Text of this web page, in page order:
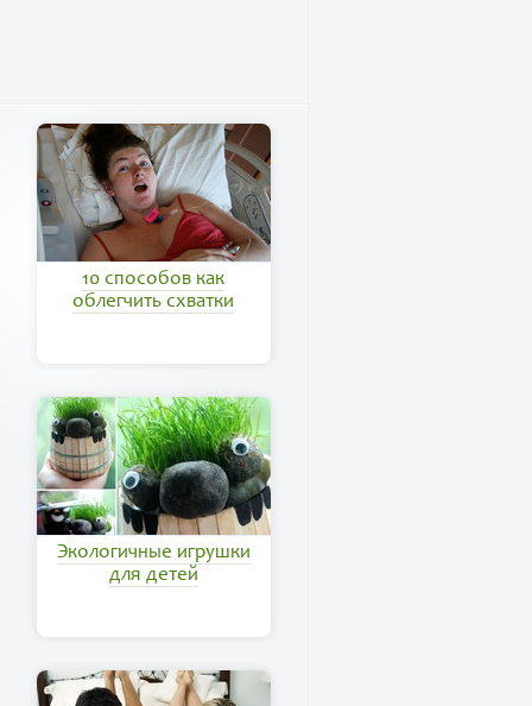
10 способов как
облегчить схватки
Экологичные игрушки
для детей